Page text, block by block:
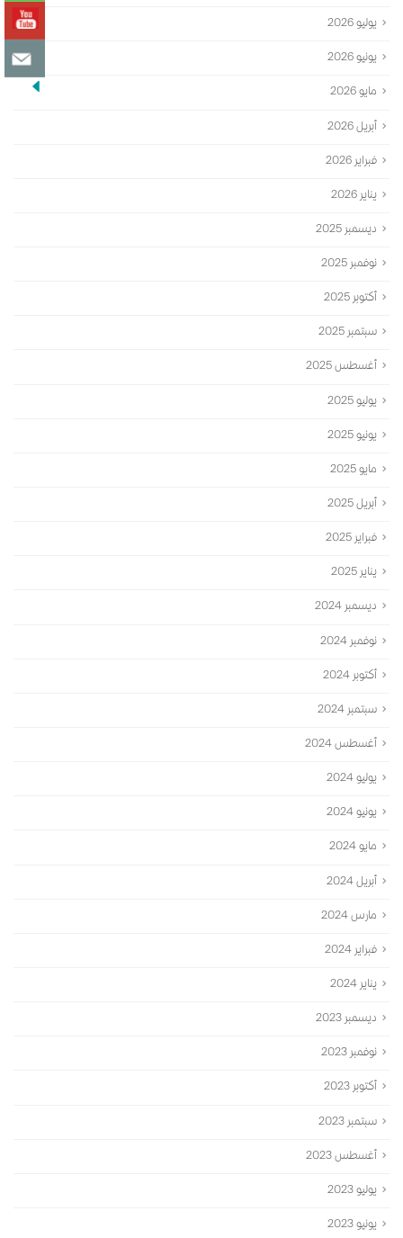
يوليو 2026
يونيو 2026
مايو 2026
أبريل 2026
فبراير 2026
يناير 2026
ديسمبر 2025
نوفمبر 2025
أكتوبر 2025
سبتمبر 2025
أغسطس 2025
يوليو 2025
يونيو 2025
مايو 2025
أبريل 2025
فبراير 2025
يناير 2025
ديسمبر 2024
نوفمبر 2024
أكتوبر 2024
سبتمبر 2024
أغسطس 2024
يوليو 2024
يونيو 2024
مايو 2024
أبريل 2024
مارس 2024
فبراير 2024
يناير 2024
ديسمبر 2023
نوفمبر 2023
أكتوبر 2023
سبتمبر 2023
أغسطس 2023
يوليو 2023
يونيو 2023